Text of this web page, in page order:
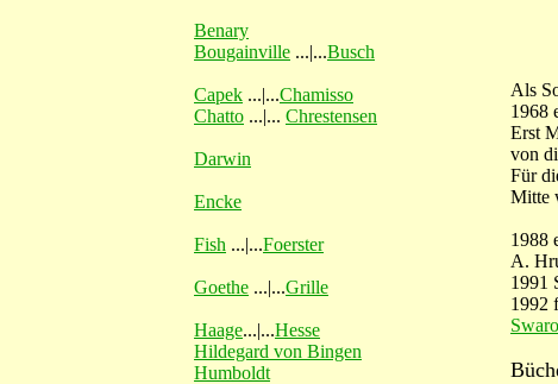
Benary
Bougainville ...|...Busch
Capek ...|...Chamisso
Chatto ...|... Chrestensen
Darwin
Encke
Fish ...|...Foerster
Goethe ...|...Grille
Haage...|...Hesse
Hildegard von Bingen
Humboldt
Als
1968
Erst
von
Für
Mitte
1988
A.
1991
1992